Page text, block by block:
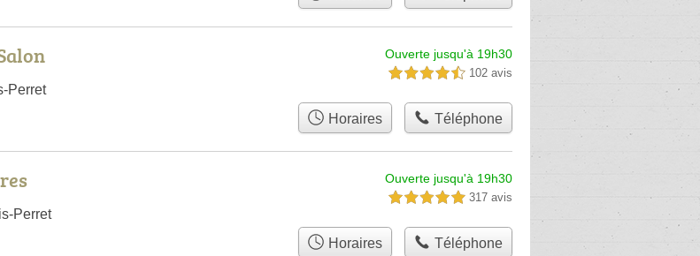
Perret
Ouverte jusqu'à 19h30
4,5 étoiles sur 5 102 avis
Horaires Téléphone
Perret
Ouverte jusqu'à 19h30
5,0 étoiles sur 5 317 avis
Horaires Téléphone